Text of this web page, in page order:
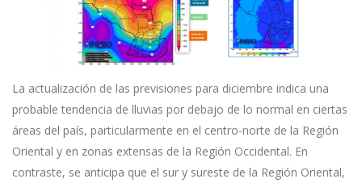
La actualización de las previsiones para diciembre indica una
probable tendencia de lluvias por debajo de lo normal en ciertas
áreas del país, particularmente en el centro-norte de la Región
Oriental y en zonas extensas de la Región Occidental. En
contraste, se anticipa que el sur y sureste de la Región Oriental,